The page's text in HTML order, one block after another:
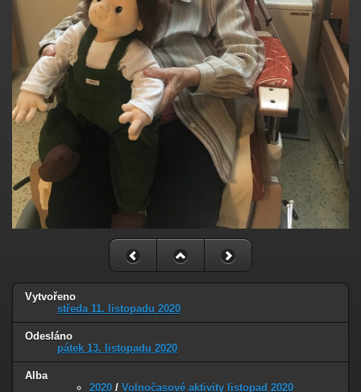
Vytvořeno
středa 11. listopadu 2020
Odesláno
pátek 13. listopadu 2020
Alba
2020 / Volnočasové aktivity listopad 2020